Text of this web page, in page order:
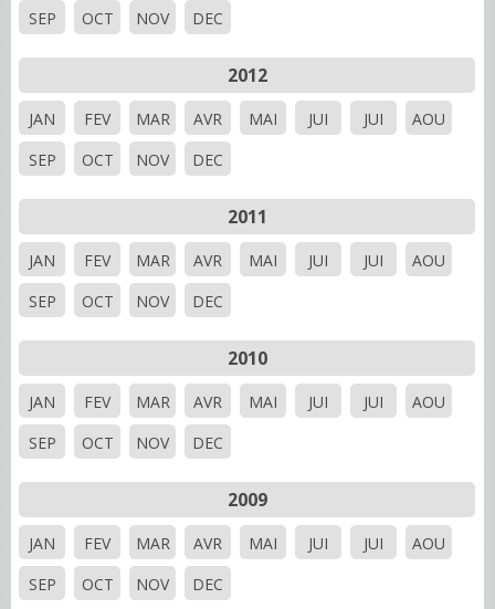
SEP
OCT NOV DEC
2012
JAN FEV MAR AVR MAI JUI JUI
AOU
SEP
OCT NOV DEC
2011
JAN FEV MAR AVR MAI JUI JUI
AOU
SEP
OCT NOV DEC
2010
JAN FEV MAR AVR MAI JUI JUI
AOU
SEP
OCT NOV DEC
2009
JAN FEV MAR AVR MAI JUI JUI
AOU
SEP
OCT NOV DEC